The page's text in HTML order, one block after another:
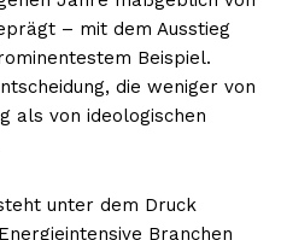
– mit dem Ausstieg
Beispiel.
die weniger von
als von ideologischen
unter dem Druck
Branchen